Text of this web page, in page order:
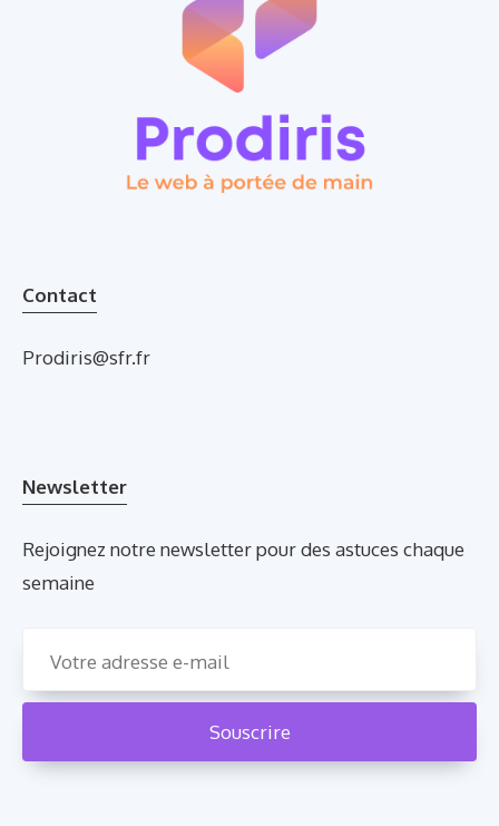
Contact
Prodiris@sfr.fr
Newsletter
Rejoignez notre newsletter pour des astuces chaque
semaine